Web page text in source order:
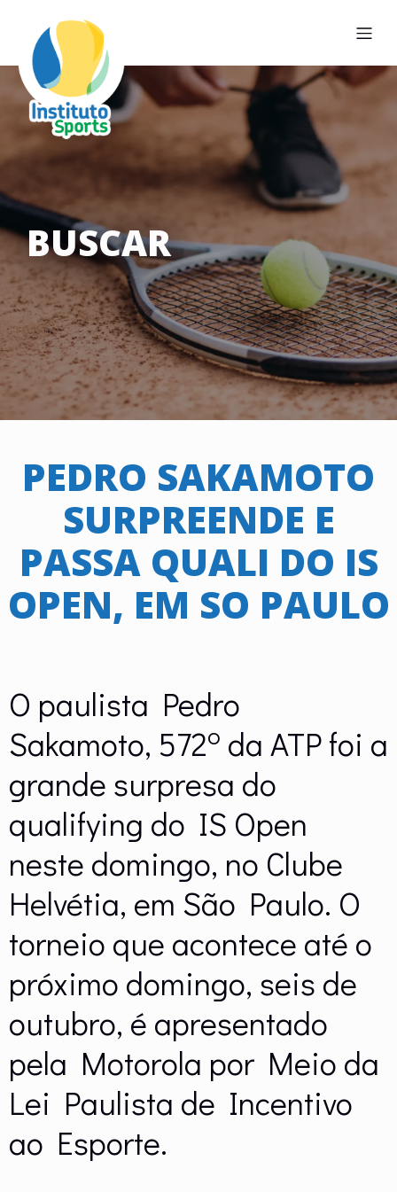
BUSCAR
PEDRO SAKAMOTO
SURPREENDE E
PASSA QUALI DO IS
OPEN, EM SO PAULO
O paulista Pedro
Sakamoto, 572o da ATP foi a
grande surpresa do
qualifying do IS Open
neste domingo, no Clube
Helvétia, em São Paulo. O
torneio que acontece até o
próximo domingo, seis de
outubro, é apresentado
pela Motorola por Meio da
Lei Paulista de Incentivo
ao Esporte.